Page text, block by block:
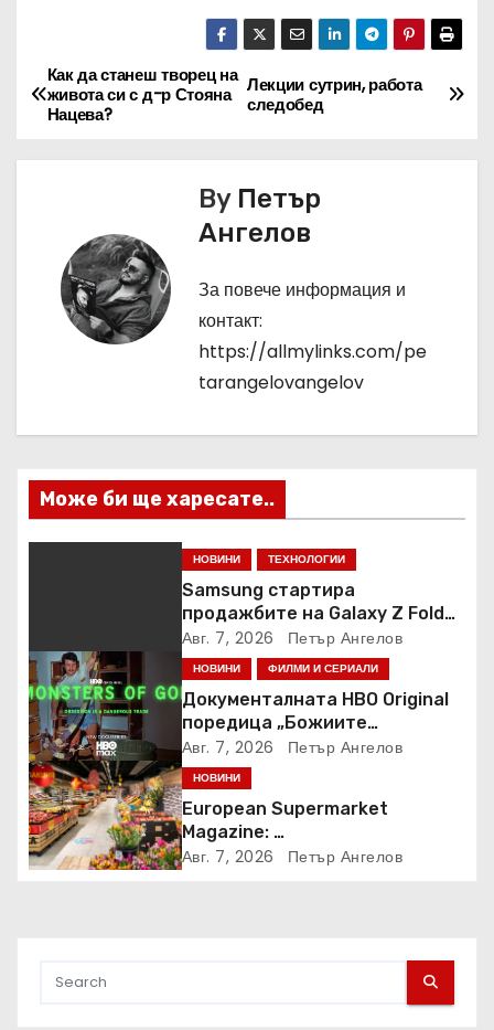
Н
а
Лекции сутрин, работа
следобед
Как да станеш творец на
живота си с д-р Стояна
Нацева?
By Петър
Ангелов
За повече информация и
контакт:
https://allmylinks.com/pe
tarangelovangelov
Може би ще харесате..
НОВИНИ ТЕХНОЛОГИИ
Samsung стартира
продажбите на Galaxy Z Fold8
Ultra, Fold8, Flip8, Watch Ultra2
и Watch9
Авг. 7, 2026 Петър Ангелов
НОВИНИ ФИЛМИ И СЕРИАЛИ
Документалната HBO Original
поредица „Божиите
чудовища“ дебютира в HBO
Max
Авг. 7, 2026 Петър Ангелов
НОВИНИ
European Supermarket
Magazine:
Български магазин е сред
Авг. 7, 2026 Петър Ангелов